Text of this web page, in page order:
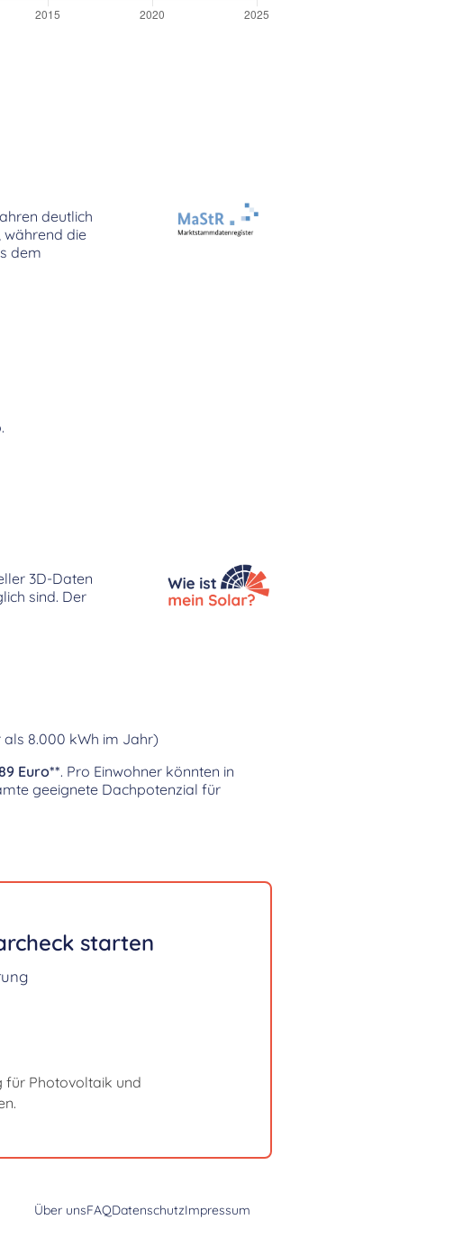
deutlich
während die
dem
3D-Daten
sind. Der
8.000 kWh im Jahr)
Euro**. Pro Einwohner könnten in
geeignete Dachpotenzial für
starten
für Photovoltaik und
Über unsFAQDatenschutzImpressum